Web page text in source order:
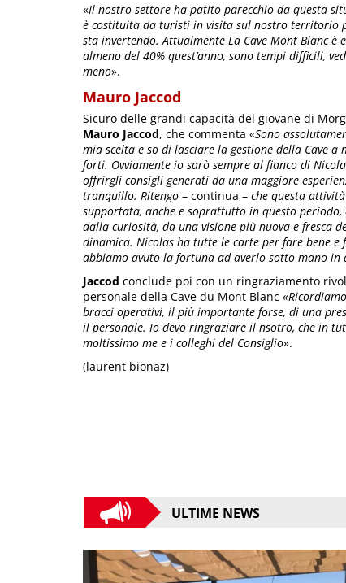
«Il nostro settore ha patito parecchio da questa
è costituita da turisti in visita sul nostro territorio
sta invertendo. Attualmente La Cave Mont Blanc è
almeno del 40% quest’anno, sono tempi difficili,
meno».
Mauro Jaccod
Sicuro delle grandi capacità del giovane di
Mauro Jaccod, che commenta «Sono
mia scelta e so di lasciare la gestione della Cave a
forti. Ovviamente io sarò sempre al fianco di
offrirgli consigli generati da una maggiore
tranquillo. Ritengo – continua – che questa
supportata, anche e soprattutto in questo periodo,
dalla curiosità, da una visione più nuova e fresca
dinamica. Nicolas ha tutte le carte per fare bene e
abbiamo avuto la fortuna ad averlo sotto mano in
Jaccod conclude poi con un ringraziamento
personale della Cave du Mont Blanc
bracci operativi, il più importante forse, di una
il personale. Io devo ringraziare il nsotro, che in
moltissimo me e i colleghi del Consiglio».
(laurent bionaz)
ULTIME NEWS